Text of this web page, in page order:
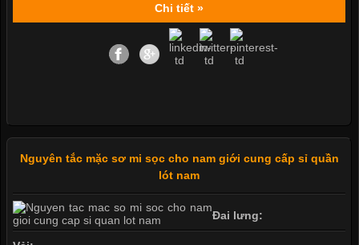
Chi tiết »
Nguyên tắc mặc sơ mi sọc cho nam giới cung cấp sỉ quần
lót nam
Đai lưng: